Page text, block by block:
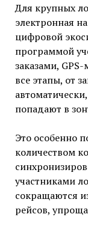
Для крупных
электронная
цифровой
программой
заказами,
все этапы, от
попадают в
Это особенно
количеством
участниками
сокращаются
рейсов,